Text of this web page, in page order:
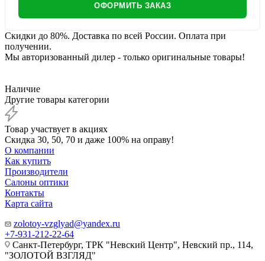
ОФОРМИТЬ ЗАКАЗ
Скидки до 80%. Доставка по всей России. Оплата при
получении.
Мы авторизованный дилер - только оригинальные товары!
Наличие
Другие товары категории
Товар участвует в акциях
Скидка 30, 50, 70 и даже 100% на оправу!
О компании
Как купить
Производители
Салоны оптики
Контакты
Карта сайта
zolotoy-vzglyad@yandex.ru
+7-931-212-22-64
Санкт-Петербург, ТРК "Невский Центр", Невский пр., 114,
"ЗОЛОТОЙ ВЗГЛЯД"